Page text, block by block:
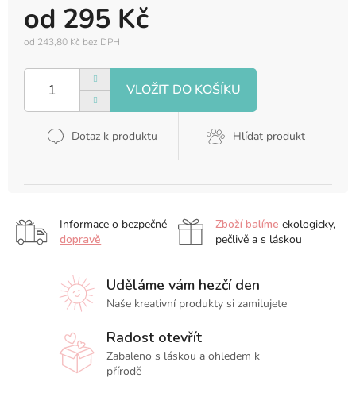
od 295 Kč
od 243,80 Kč bez DPH
cena:
Dotaz k produktu Hlídat produkt
Informace o bezpečné
dopravě
Zboží balíme ekologicky,
pečlivě a s láskou
Uděláme vám hezčí den
Naše kreativní produkty si zamilujete
Radost otevřít
Zabaleno s láskou a ohledem k
přírodě